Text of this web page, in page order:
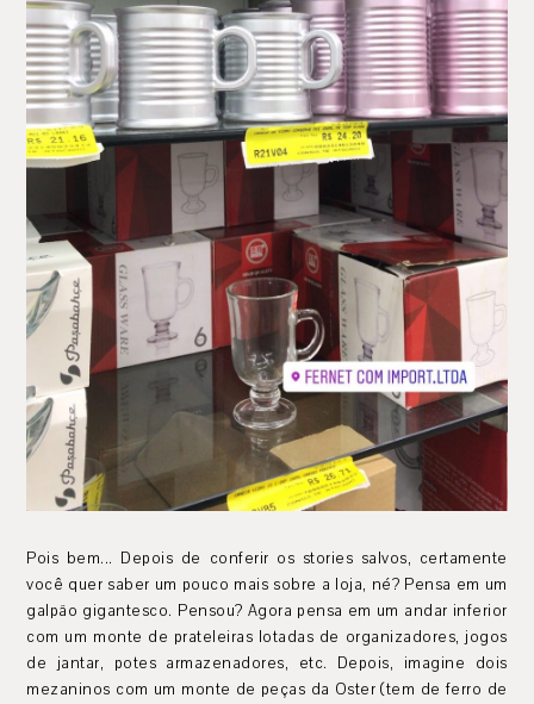
Pois bem... Depois de conferir os stories salvos, certamente
você quer saber um pouco mais sobre a loja, né? Pensa em um
galpão gigantesco. Pensou? Agora pensa em um andar inferior
com um monte de prateleiras lotadas de organizadores, jogos
de jantar, potes armazenadores, etc. Depois, imagine dois
mezaninos com um monte de peças da Oster (tem de ferro de